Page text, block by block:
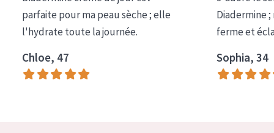
COLLECTION
Essentials
Lift+
Expert
parfaite pour ma peau sèche ; elle
l'hydrate toute la journée.
Chloe, 47
Diadermine
ferme et
Sophia, 34